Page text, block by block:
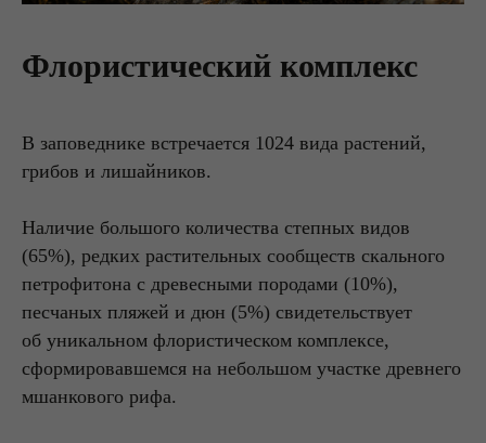
Флористический комплекс
В заповеднике встречается 1024 вида растений,
грибов и лишайников.
Наличие большого количества степных видов
(65%), редких растительных сообществ скального
петрофитона с древесными породами (10%),
песчаных пляжей и дюн (5%) свидетельствует
об уникальном флористическом комплексе,
сформировавшемся на небольшом участке древнего
мшанкового рифа.